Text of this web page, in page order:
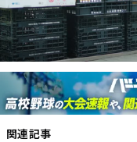
関連記事